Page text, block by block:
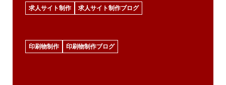
求人サイト制作 求人サイト制作ブログ
印刷物制作 印刷物制作ブログ